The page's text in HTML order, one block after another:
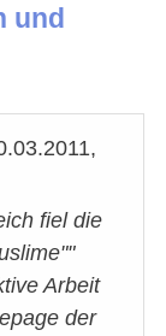
und
fiel die
Arbeit
der